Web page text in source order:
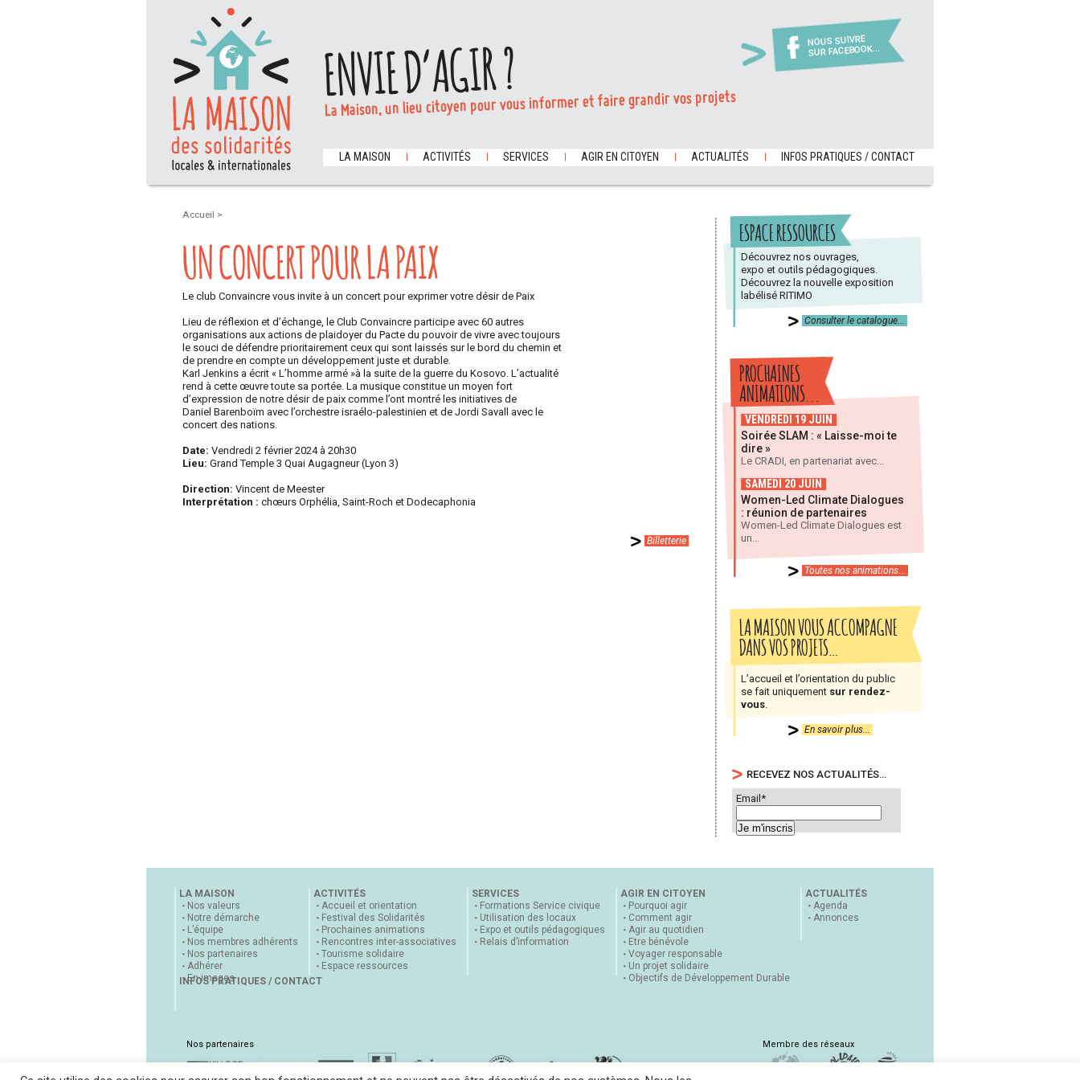
NOUS SUIVRE
SUR FACEBOOK...
ENVIE D’AGIR ?
La Maison, un lieu citoyen pour vous informer et faire grandir vos projets
LA MAISON ACTIVITÉS SERVICES AGIR EN CITOYEN ACTUALITÉS INFOS PRATIQUES / CONTACT
Accueil >
UN CONCERT POUR LA PAIX
Le club Convaincre vous invite à un concert pour exprimer votre désir de Paix
Lieu de réflexion et d’échange, le Club Convaincre participe avec 60 autres
organisations aux actions de plaidoyer du Pacte du pouvoir de vivre avec toujours
le souci de défendre prioritairement ceux qui sont laissés sur le bord du chemin et
de prendre en compte un développement juste et durable.
Karl Jenkins a écrit « L’homme armé »à la suite de la guerre du Kosovo. L’actualité
rend à cette œuvre toute sa portée. La musique constitue un moyen fort
d’expression de notre désir de paix comme l’ont montré les initiatives de
Daniel Barenboïm avec l’orchestre israélo-palestinien et de Jordi Savall avec le
concert des nations.
Date: Vendredi 2 février 2024 à 20h30
Lieu: Grand Temple 3 Quai Augagneur (Lyon 3)
Direction: Vincent de Meester
Interprétation : chœurs Orphélia, Saint-Roch et Dodecaphonia
Billetterie
ESPACE RESSOURCES
Découvrez nos ouvrages,
expo et outils pédagogiques.
Découvrez la nouvelle exposition
labélisé RITIMO
Consulter le catalogue...
PROCHAINES
ANIMATIONS...
VENDREDI 19 JUIN
Soirée SLAM : « Laisse-moi te
dire »
Le CRADI, en partenariat avec...
SAMEDI 20 JUIN
Women-Led Climate Dialogues
: réunion de partenaires
Women-Led Climate Dialogues est
un...
Toutes nos animations...
LA MAISON VOUS ACCOMPAGNE
DANS VOS PROJETS…
L’accueil et l’orientation du public
se fait uniquement sur rendez-
vous
En savoir plus...
RECEVEZ NOS ACTUALITÉS…
Email*
LA MAISON
Nos valeurs
Notre démarche
L’équipe
Nos membres adhérents
Nos partenaires
Adhérer
En images
ACTIVITÉS
Accueil et orientation
Festival des Solidarités
Prochaines animations
Rencontres inter-associatives
Tourisme solidaire
Espace ressources
SERVICES
Formations Service civique
Utilisation des locaux
Expo et outils pédagogiques
Relais d’information
AGIR EN CITOYEN
Pourquoi agir
Comment agir
Agir au quotidien
Etre bénévole
Voyager responsable
Un projet solidaire
Objectifs de Développement Durable
ACTUALITÉS
Agenda
Annonces
INFOS PRATIQUES / CONTACT
Nos partenaires Membre des réseaux